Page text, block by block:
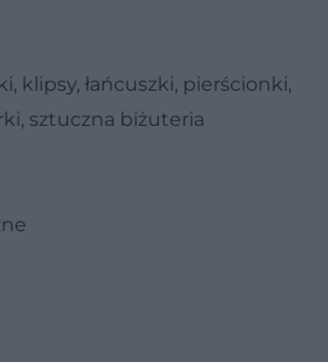
klipsy, łańcuszki, pierścionki,
sztuczna biżuteria